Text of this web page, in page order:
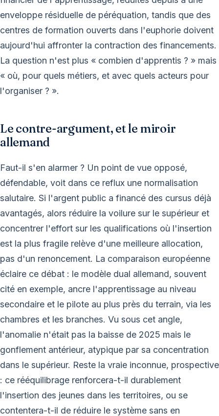
enveloppe résiduelle de péréquation, tandis que des
centres de formation ouverts dans l'euphorie doivent
aujourd'hui affronter la contraction des financements.
La question n'est plus « combien d'apprentis ? » mais
« où, pour quels métiers, et avec quels acteurs pour
l'organiser ? ».
Le contre-argument, et le miroir
allemand
Faut-il s'en alarmer ? Un point de vue opposé,
défendable, voit dans ce reflux une normalisation
salutaire. Si l'argent public a financé des cursus déjà
avantagés, alors réduire la voilure sur le supérieur et
concentrer l'effort sur les qualifications où l'insertion
est la plus fragile relève d'une meilleure allocation,
pas d'un renoncement. La comparaison européenne
éclaire ce débat : le modèle dual allemand, souvent
cité en exemple, ancre l'apprentissage au niveau
secondaire et le pilote au plus près du terrain, via les
chambres et les branches. Vu sous cet angle,
l'anomalie n'était pas la baisse de 2025 mais le
gonflement antérieur, atypique par sa concentration
dans le supérieur. Reste la vraie inconnue, prospective
: ce rééquilibrage renforcera-t-il durablement
l'insertion des jeunes dans les territoires, ou se
contentera-t-il de réduire le système sans en